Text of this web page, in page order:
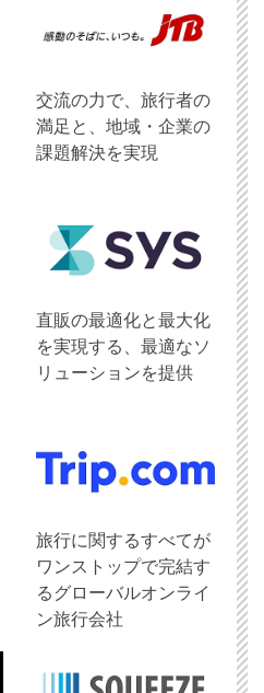
交流の力で、旅行者の
満足と、地域・企業の
課題解決を実現
直販の最適化と最大化
を実現する、最適なソ
リューションを提供
旅行に関するすべてが
ワンストップで完結す
るグローバルオンライ
ン旅行会社